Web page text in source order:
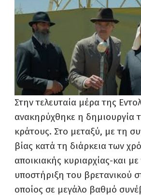
Στην τελευταία μέρα της
ανακηρύχθηκε η δημιουργία
κράτους. Στο μεταξύ, με τη
βίας κατά τη διάρκεια των
αποικιακής κυριαρχίας-και
υποστήριξη του βρετανικού
οποίος σε μεγάλο βαθμό